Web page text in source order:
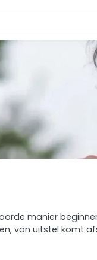
manier
van uitstel komt